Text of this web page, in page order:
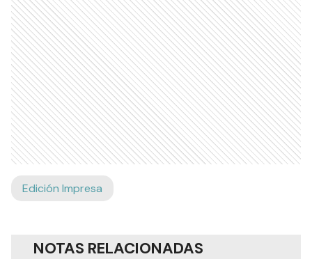
Edición Impresa
NOTAS RELACIONADAS